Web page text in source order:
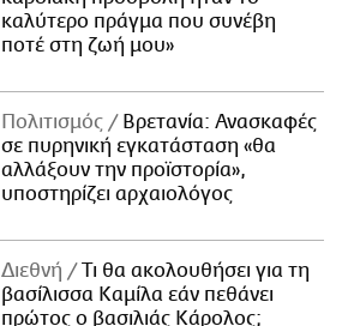
καλύτερο πράγμα που συνέβη
ποτέ στη ζωή μου»
Πολιτισμός
Βρετανία: Ανασκαφές
σε πυρηνική εγκατάσταση «θα
αλλάξουν την προϊστορία»,
υποστηρίζει αρχαιολόγος
Διεθνή
Τι θα ακολουθήσει για τη
βασίλισσα Καμίλα εάν πεθάνει
πρώτος ο βασιλιάς Κάρολος;